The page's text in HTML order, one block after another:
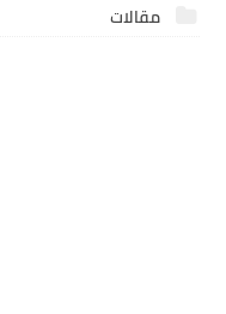
مقالات